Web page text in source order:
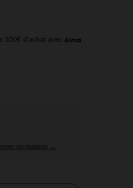
100€ d'achat avec
un magasin →